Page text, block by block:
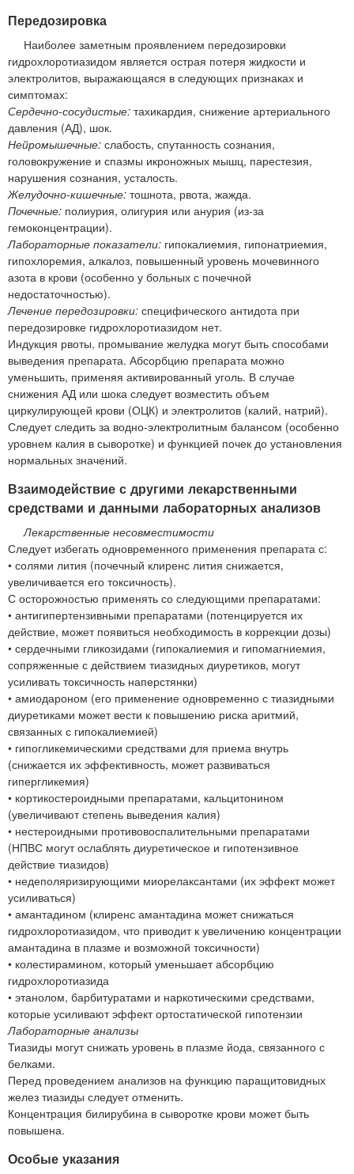
Передозировка
Наиболее заметным проявлением передозировки
гидрохлоротиазидом является острая потеря жидкости и
электролитов, выражающаяся в следующих признаках и
симптомах:
Сердечно-сосудистые: тахикардия, снижение артериального
давления (АД), шок.
Нейромышечные: слабость, спутанность сознания,
головокружение и спазмы икроножных мышц, парестезия,
нарушения сознания, усталость.
Желудочно-кишечные: тошнота, рвота, жажда.
Почечные: полиурия, олигурия или анурия (из-за
гемоконцентрации).
Лабораторные показатели: гипокалиемия, гипонатриемия,
гипохлоремия, алкалоз, повышенный уровень мочевинного
азота в крови (особенно у больных с почечной
недостаточностью).
Лечение передозировки: специфического антидота при
передозировке гидрохлоротиазидом нет.
Индукция рвоты, промывание желудка могут быть способами
выведения препарата. Абсорбцию препарата можно
уменьшить, применяя активированный уголь. В случае
снижения АД или шока следует возместить объем
циркулирующей крови (ОЦК) и электролитов (калий, натрий).
Следует следить за водно-электролитным балансом (особенно
уровнем калия в сыворотке) и функцией почек до установления
нормальных значений.
Взаимодействие с другими лекарственными
средствами и данными лабораторных анализов
Лекарственные несовместимости
Следует избегать одновременного применения препарата с:
• солями лития (почечный клиренс лития снижается,
увеличивается его токсичность).
С осторожностью применять со следующими препаратами:
• антигипертензивными препаратами (потенцируется их
действие, может появиться необходимость в коррекции дозы)
• сердечными гликозидами (гипокалиемия и гипомагниемия,
сопряженные с действием тиазидных диуретиков, могут
усиливать токсичность наперстянки)
• амиодароном (его применение одновременно с тиазидными
диуретиками может вести к повышению риска аритмий,
связанных с гипокалиемией)
• гипогликемическими средствами для приема внутрь
(снижается их эффективность, может развиваться
гипергликемия)
• кортикостероидными препаратами, кальцитонином
(увеличивают степень выведения калия)
• нестероидными противовоспалительными препаратами
(НПВС могут ослаблять диуретическое и гипотензивное
действие тиазидов)
• недеполяризирующими миорелаксантами (их эффект может
усиливаться)
• амантадином (клиренс амантадина может снижаться
гидрохлоротиазидом, что приводит к увеличению концентрации
амантадина в плазме и возможной токсичности)
• колестирамином, который уменьшает абсорбцию
гидрохлоротиазида
• этанолом, барбитуратами и наркотическими средствами,
которые усиливают эффект ортостатической гипотензии
Лабораторные анализы
Тиазиды могут снижать уровень в плазме йода, связанного с
белками.
Перед проведением анализов на функцию паращитовидных
желез тиазиды следует отменить.
Концентрация билирубина в сыворотке крови может быть
повышена.
Особые указания